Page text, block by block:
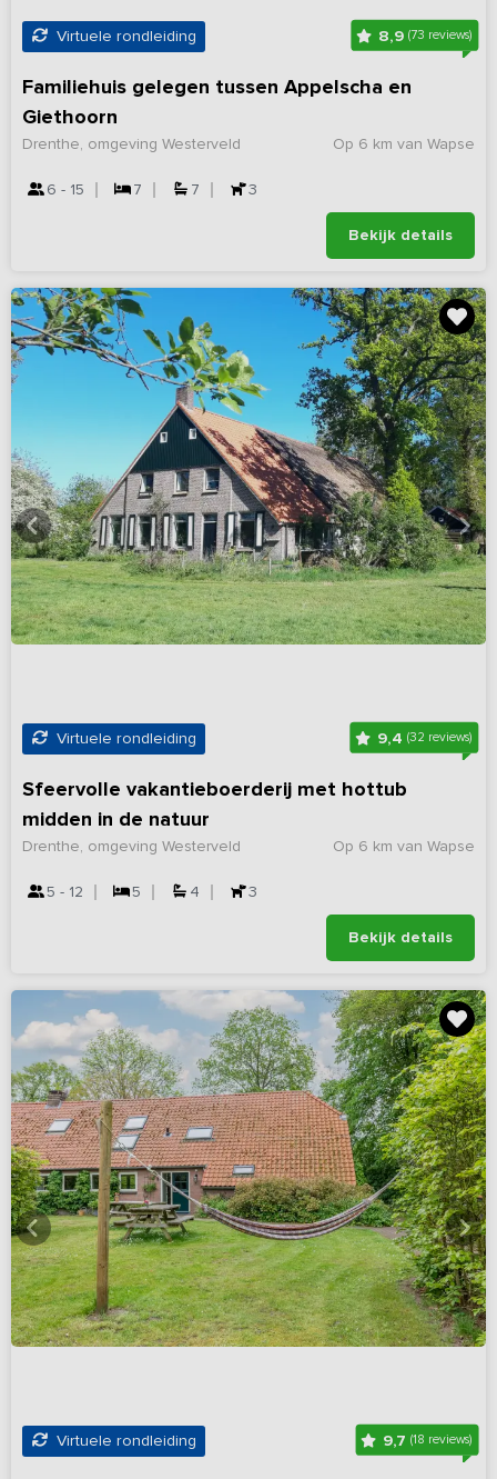
Virtuele rondleiding 8,9 (73 reviews)
Familiehuis gelegen tussen Appelscha en
Giethoorn
Op 6 km van Wapse
Drenthe, omgeving Westerveld
6 - 15 7 7 3
Bekijk details
Virtuele rondleiding 9,4 (32 reviews)
Sfeervolle vakantieboerderij met hottub
midden in de natuur
Op 6 km van Wapse
Drenthe, omgeving Westerveld
5 - 12 5 4 3
Bekijk details
Virtuele rondleiding 9,7(18 reviews)